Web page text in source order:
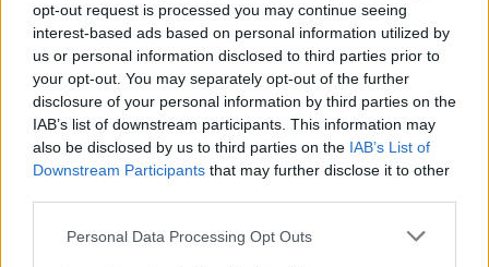
opt-out request is processed you may continue seeing
interest-based ads based on personal information utilized by
us or personal information disclosed to third parties prior to
your opt-out. You may separately opt-out of the further
disclosure of your personal information by third parties on the
IAB’s list of downstream participants. This information may
also be disclosed by us to third parties on the IAB’s List of
Downstream Participants that may further disclose it to other
Please note that this website/app uses one or more Google
Personal Data Processing Opt Outs
Magnifica Humanitas: Pope Leo XIV's
first encyclical on "the safeguarding
the human person" in the time of AI
poklaszlo•2026. május 26.
Pope Leo XIV has on multiple occasions signalled his
particular attention to the challenges posed by
artificial intelligence, and to the defence of human ...